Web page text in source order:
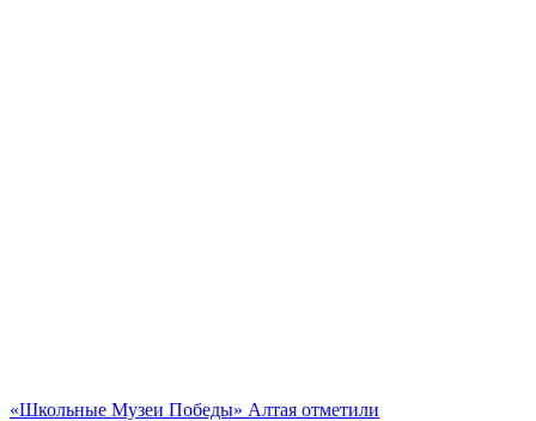
«Школьные Музеи Победы» Алтая отметили